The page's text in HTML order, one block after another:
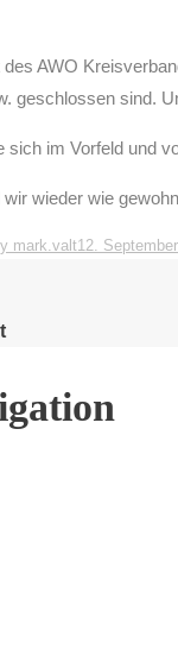
AWO
geschlossen sind.
sich im Vorfeld und
wieder wie
mark.valt12.